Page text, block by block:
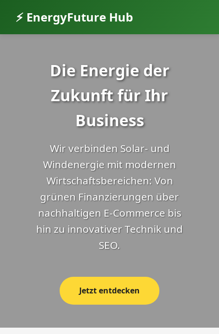
⚡ EnergyFuture Hub
Die Energie der
Zukunft für Ihr
Business
Wir verbinden Solar- und
Windenergie mit modernen
Wirtschaftsbereichen: Von
grünen Finanzierungen über
nachhaltigen E-Commerce bis
hin zu innovativer Technik und
SEO.
Jetzt entdecken